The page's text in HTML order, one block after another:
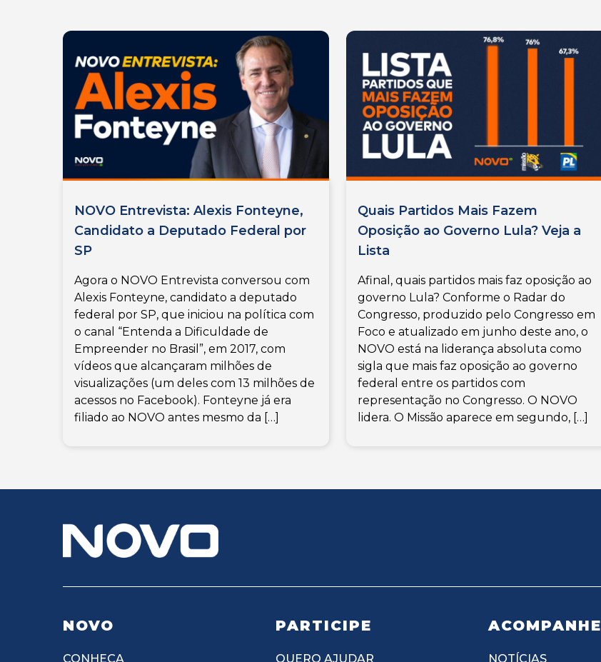
NOVO Entrevista: Alexis Fonteyne,
Candidato a Deputado Federal por
SP
Agora o NOVO Entrevista conversou com
Alexis Fonteyne, candidato a deputado
federal por SP, que iniciou na política com
o canal “Entenda a Dificuldade de
Empreender no Brasil”, em 2017, com
vídeos que alcançaram milhões de
visualizações (um deles com 13 milhões de
acessos no Facebook). Fonteyne já era
filiado ao NOVO antes mesmo da […]
Quais Partidos Mais Fazem
Oposição ao Governo Lula? Veja a
Lista
Afinal, quais partidos mais faz oposição ao
governo Lula? Conforme o Radar do
Congresso, produzido pelo Congresso em
Foco e atualizado em junho deste ano, o
NOVO está na liderança absoluta como
sigla que mais faz oposição ao governo
federal entre os partidos com
representação no Congresso. O NOVO
lidera. O Missão aparece em segundo, […]
NOVO
CONHEÇA
PARTICIPE
QUERO AJUDAR
ACOMPANHE
NOTÍCIAS